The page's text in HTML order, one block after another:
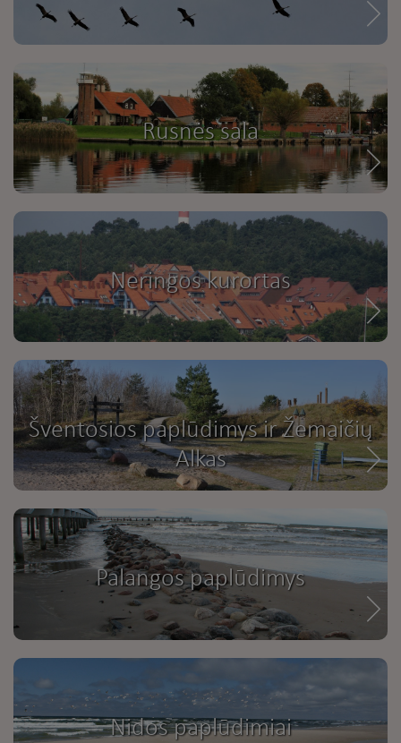
Rusnės sala
Neringos kurortas
Šventosios paplūdimys ir Žemaičių
Alkas
Palangos paplūdimys
Nidos paplūdimiai